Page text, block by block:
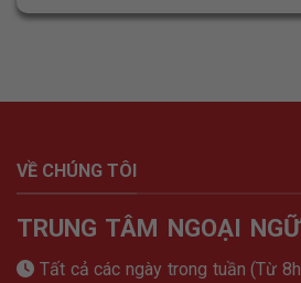
VỀ CHÚNG TÔI
TRUNG TÂM NGOẠI
Tất cả các ngày trong tuần (Từ